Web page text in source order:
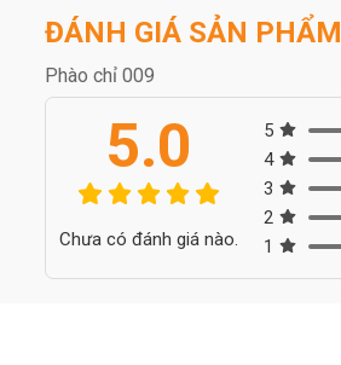
ĐÁNH GIÁ SẢN PHẨM
Phào chỉ 009
5.0
Chưa có đánh giá nào.
5
4
3
2
1